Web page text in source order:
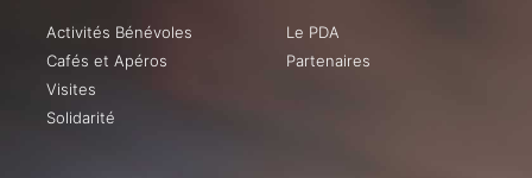
Activités Bénévoles
Cafés et Apéros
Visites
Solidarité
Le PDA
Partenaires